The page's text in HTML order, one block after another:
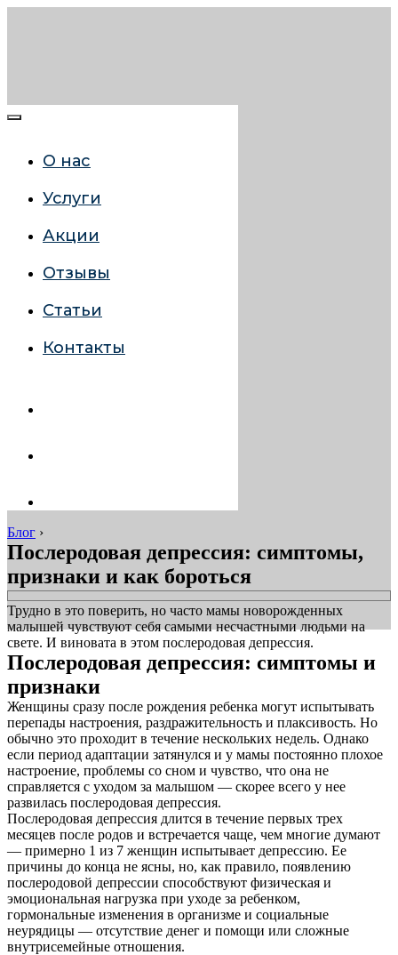
О нас
Услуги
Акции
Отзывы
Статьи
Контакты
Блог ›
Послеродовая депрессия: симптомы,
признаки и как бороться
Трудно в это поверить, но часто мамы новорожденных
малышей чувствуют себя самыми несчастными людьми на
свете. И виновата в этом послеродовая депрессия.
Послеродовая депрессия: симптомы и
признаки
Женщины сразу после рождения ребенка могут испытывать
перепады настроения, раздражительность и плаксивость. Но
обычно это проходит в течение нескольких недель. Однако
если период адаптации затянулся и у мамы постоянно плохое
настроение, проблемы со сном и чувство, что она не
справляется с уходом за малышом — скорее всего у нее
развилась послеродовая депрессия.
Послеродовая депрессия длится в течение первых трех
месяцев после родов и встречается чаще, чем многие думают
— примерно 1 из 7 женщин испытывает депрессию. Ее
причины до конца не ясны, но, как правило, появлению
послеродовой депрессии способствуют физическая и
эмоциональная нагрузка при уходе за ребенком,
гормональные изменения в организме и социальные
неурядицы — отсутствие денег и помощи или сложные
внутрисемейные отношения.